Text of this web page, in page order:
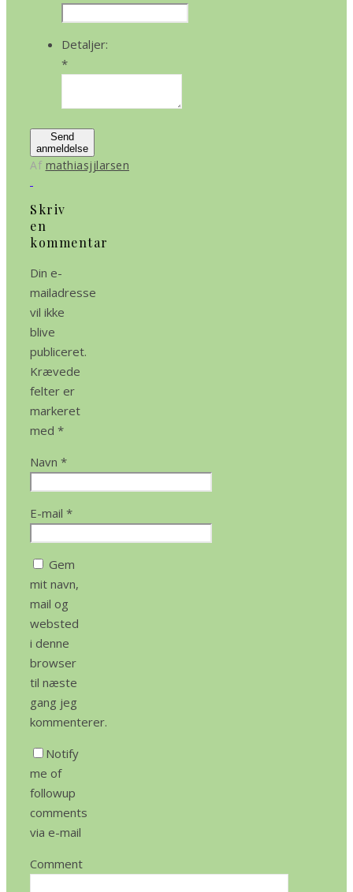
Detaljer:
*
Send
anmeldelse
Af mathiasjjlarsen
Skriv
en
kommentar
Din e-
mailadresse
vil ikke
blive
publiceret.
Krævede
felter er
markeret
med *
Navn *
E-mail *
Gem
mit navn,
mail og
websted
i denne
browser
til næste
gang jeg
kommenterer.
Notify
me of
followup
comments
via e-mail
Comment